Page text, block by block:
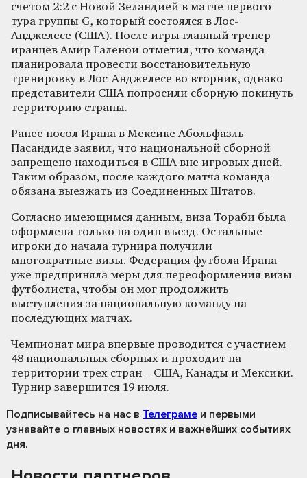
счетом 2:2 с Новой Зеландией в матче первого
тура группы G, который состоялся в Лос-
Анджелесе (США). После игры главный тренер
иранцев Амир Галенои отметил, что команда
планировала провести восстановительную
тренировку в Лос-Анджелесе во вторник, однако
представители США попросили сборную покинуть
территорию страны.
Ранее посол Ирана в Мексике Абольфазль
Пасандиде заявил, что национальной сборной
запрещено находиться в США вне игровых дней.
Таким образом, после каждого матча команда
обязана выезжать из Соединенных Штатов.
Согласно имеющимся данным, виза Тораби была
оформлена только на один въезд. Остальные
игроки до начала турнира получили
многократные визы. Федерация футбола Ирана
уже предприняла меры для переоформления визы
футболиста, чтобы он мог продолжить
выступления за национальную команду на
последующих матчах.
Чемпионат мира впервые проводится с участием
48 национальных сборных и проходит на
территории трех стран – США, Канады и Мексики.
Турнир завершится 19 июля.
Подписывайтесь на нас в Телеграме и первыми
узнавайте о главных новостях и важнейших событиях
дня.